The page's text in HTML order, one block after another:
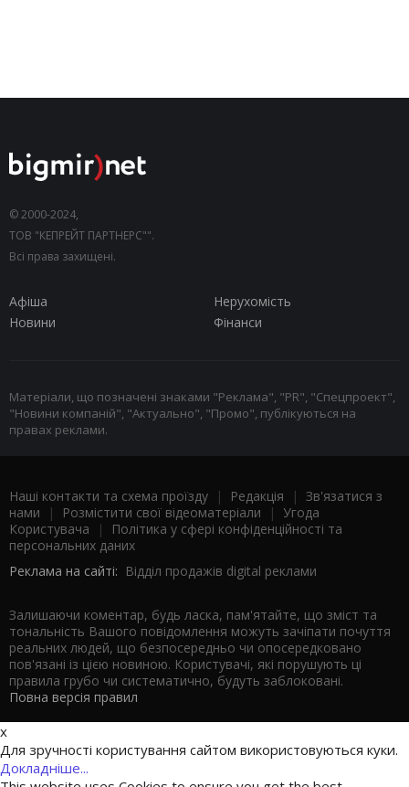
© 2000-2024,
ТОВ "КЕПРЕЙТ ПАРТНЕРС"".
Всі права захищені.
Афіша
Нерухомість
Новини
Фінанси
Матеріали, що позначені знаками "Реклама", "PR", "Спецпроект",
"Новини компаній", "Актуально", "Промо", публікуються на
правах реклами.
Наші контакти та схема проїзду | Редакція | Зв'язатися з
нами | Розмістити свої відеоматеріали | Угода
Користувача |
Політика у сфері конфіденційності та
персональних даних
Реклама на сайті: Відділ продажів digital реклами
Залишаючи коментар, будь ласка, пам'ятайте, що зміст та
тональність Вашого повідомлення можуть зачіпати почуття
реальних людей, що безпосередньо чи опосередковано
пов'язані із цією новиною. Користувачі, які порушують ці
правила грубо чи систематично, будуть заблоковані.
Повна версія правил
x
Для зручності користування сайтом використовуються куки.
Докладніше...